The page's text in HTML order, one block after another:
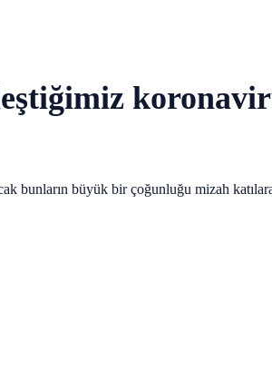
bunların büyük bir çoğunluğu mizah